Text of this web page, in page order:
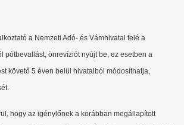
a Nemzeti Adó- és Vámhivatal felé a
pótbevallást, önrevíziót nyújt be, ez esetben a
követő 5 éven belül hivatalból módosíthatja,
hogy az igénylőnek a korábban megállapított